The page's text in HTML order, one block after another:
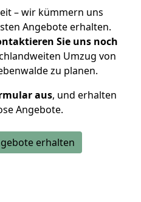
– wir kümmern uns
Angebote erhalten.
Sie uns noch
Umzug von
zu planen.
aus, und erhalten
Angebote.
erhalten